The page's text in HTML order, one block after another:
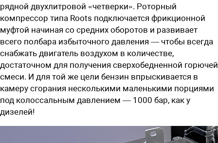
рядной двухлитровой «четверки». Роторный
компрессор типа Roots подключается фрикционной
муфтой начиная со средних оборотов и развивает
всего полбара избыточного давления — чтобы всегда
снабжать двигатель воздухом в количестве,
достаточном для получения сверхобедненной горючей
смеси. И для той же цели бензин впрыскивается в
камеру сгорания несколькими маленькими порциями
под колоссальным давлением — 1000 бар, как у
дизелей!